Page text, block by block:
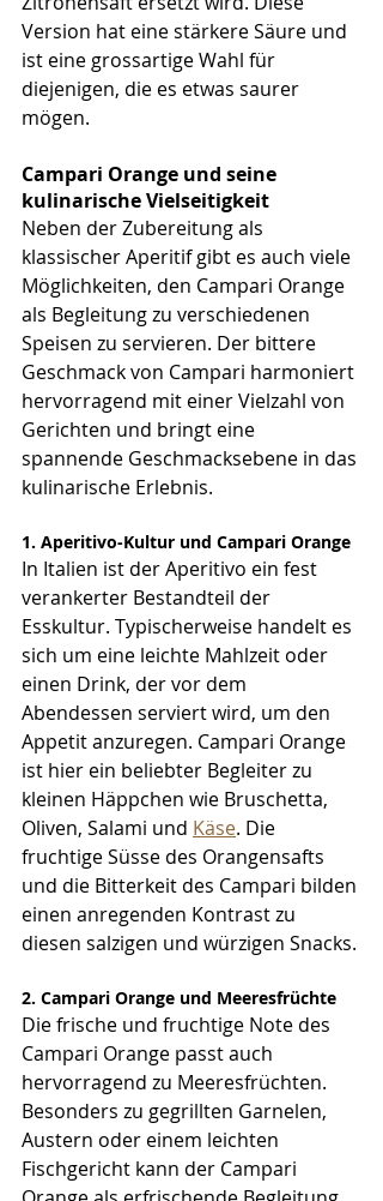
Version hat eine stärkere Säure und
ist eine grossartige Wahl für
diejenigen, die es etwas saurer
mögen.
Campari Orange und seine
kulinarische Vielseitigkeit
Neben der Zubereitung als
klassischer Aperitif gibt es auch viele
Möglichkeiten, den Campari Orange
als Begleitung zu verschiedenen
Speisen zu servieren. Der bittere
Geschmack von Campari harmoniert
hervorragend mit einer Vielzahl von
Gerichten und bringt eine
spannende Geschmacksebene in das
kulinarische Erlebnis.
1. Aperitivo-Kultur und Campari Orange
In Italien ist der Aperitivo ein fest
verankerter Bestandteil der
Esskultur. Typischerweise handelt es
sich um eine leichte Mahlzeit oder
einen Drink, der vor dem
Abendessen serviert wird, um den
Appetit anzuregen. Campari Orange
ist hier ein beliebter Begleiter zu
kleinen Häppchen wie Bruschetta,
Oliven, Salami und Käse. Die
fruchtige Süsse des Orangensafts
und die Bitterkeit des Campari bilden
einen anregenden Kontrast zu
diesen salzigen und würzigen Snacks.
2. Campari Orange und Meeresfrüchte
Die frische und fruchtige Note des
Campari Orange passt auch
hervorragend zu Meeresfrüchten.
Besonders zu gegrillten Garnelen,
Austern oder einem leichten
Fischgericht kann der Campari